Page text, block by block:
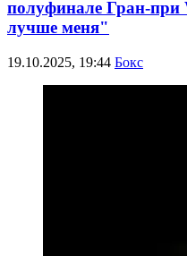
полуфинале Гран-
лучше меня"
19.10.2025, 19:44 Бокс